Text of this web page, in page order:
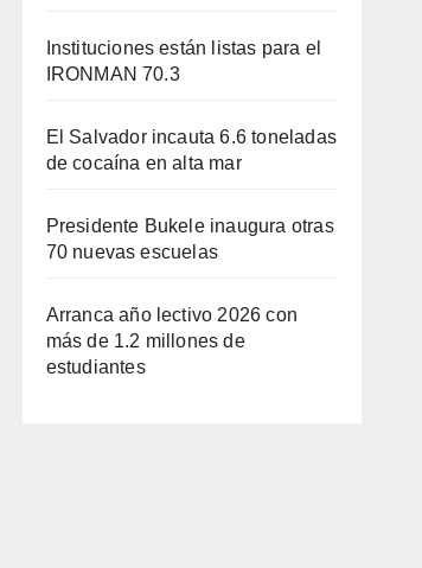
Instituciones están listas para el
IRONMAN 70.3
El Salvador incauta 6.6 toneladas
de cocaína en alta mar
Presidente Bukele inaugura otras
70 nuevas escuelas
Arranca año lectivo 2026 con
más de 1.2 millones de
estudiantes